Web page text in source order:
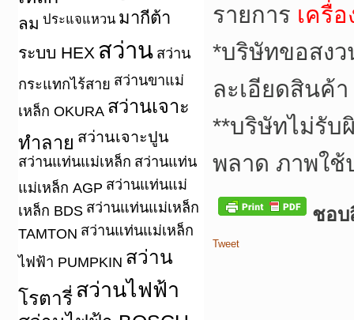
ลม ประแจแหวน มากีต้า
ระบบ HEX สว่าน สว่าน
กระแทกไร้สาย สว่านขาแม่
เหล็ก OKURA สว่านเจาะ
ทำลาย สว่านเจาะปูน
สว่านแท่นแม่เหล็ก สว่านแท่น
แม่เหล็ก AGP สว่านแท่นแม่
เหล็ก BDS สว่านแท่นแม่เหล็ก
TAMTON สว่านแท่นแม่เหล็ก
ไฟฟ้า PUMPKIN สว่าน
โรตารี่ สว่านไฟฟ้า
รายการ เครื่
*บริษัทขอสงว
ละเอียดสินค้
**บริษัทไม่รับ
พลาด ภาพใ
ชอบ
Tweet